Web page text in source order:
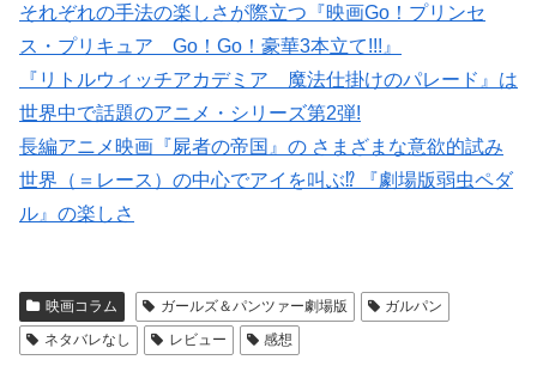
それぞれの手法の楽しさが際立つ『映画Go！プリンセ
ス・プリキュア Go！Go！豪華3本立て!!!』
『リトルウィッチアカデミア 魔法仕掛けのパレード』は
世界中で話題のアニメ・シリーズ第2弾!
長編アニメ映画『屍者の帝国』の さまざまな意欲的試み
世界（＝レース）の中心でアイを叫ぶ⁉ 『劇場版弱虫ペダ
ル』の楽しさ
映画コラム ガールズ＆パンツァー劇場版
ガルパン
ネタバレなし
レビュー 感想